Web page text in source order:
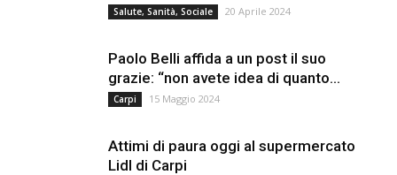
Salute, Sanità, Sociale 20 Aprile 2024
Paolo Belli affida a un post il suo
grazie: “non avete idea di quanto...
Carpi 15 Maggio 2024
Attimi di paura oggi al supermercato
Lidl di Carpi